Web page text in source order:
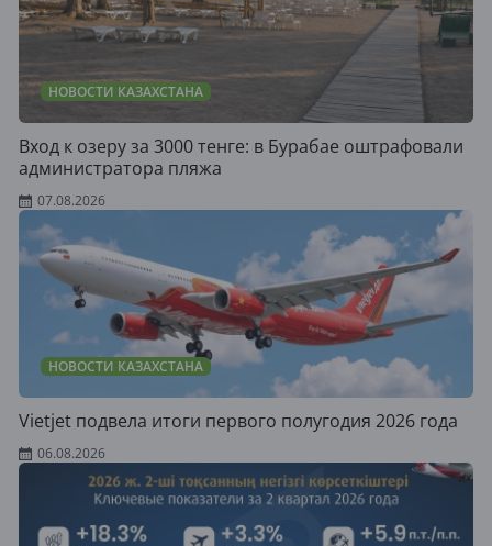
НОВОСТИ КАЗАХСТАНА
Вход к озеру за 3000 тенге: в Бурабае оштрафовали
администратора пляжа
07.08.2026
НОВОСТИ КАЗАХСТАНА
Vietjet подвела итоги первого полугодия 2026 года
06.08.2026